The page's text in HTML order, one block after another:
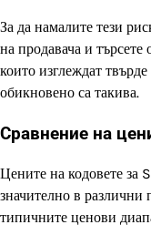
За да намалите тези
на продавача и търсете
които изглеждат
обикновено са такива.
Сравнение на
Цените на кодовете за
значително в различни
типичните ценови